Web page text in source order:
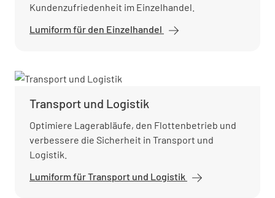
Kundenzufriedenheit im Einzelhandel.
Lumiform für den Einzelhandel
Transport und Logistik
Optimiere Lagerabläufe, den Flottenbetrieb und
verbessere die Sicherheit in Transport und
Logistik.
Lumiform für Transport und Logistik